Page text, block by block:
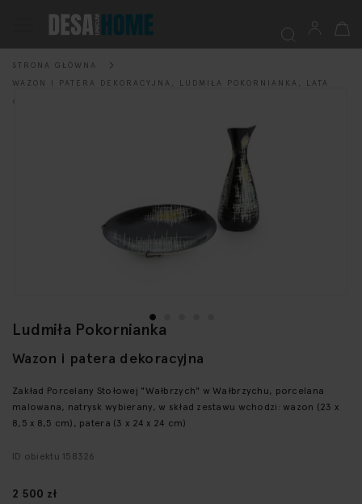
Mój
STRONA GŁÓWNA
WAZON I PATERA DEKORACYJNA, LUDMIŁA POKORNIANKA, LATA
60. XX W.
Przejdź
Przejdź
galerii
Ludmiła Pokornianka
Zakład Porcelany Stołowej "Wałbrzych" w Wałbrzychu, porcelana
malowana, natrysk wybierany, w skład zestawu wchodzi: wazon (23 x
8,5 x 8,5 cm), patera (3 x 24 x 24 cm)
Wazon i patera dekoracyjna
ID obiektu 158326
2 500 zł